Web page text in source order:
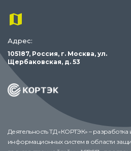
Деятельность ТД «КОРТЭК» –
информационных систем в области
Адрес:
105187, Россия, г. Москва, ул.
Щербаковская, д. 53